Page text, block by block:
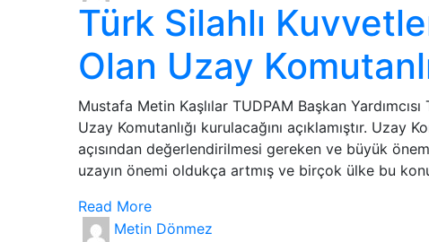
Türk Silahlı
Olan Uzay
Mustafa Metin Kaşlılar TUDPAM Başkan
Uzay Komutanlığı kurulacağını açıklamıştır. Uzay
açısından değerlendirilmesi gereken ve büyük
uzayın önemi oldukça artmış ve birçok ülke bu
Read More
Metin Dönmez